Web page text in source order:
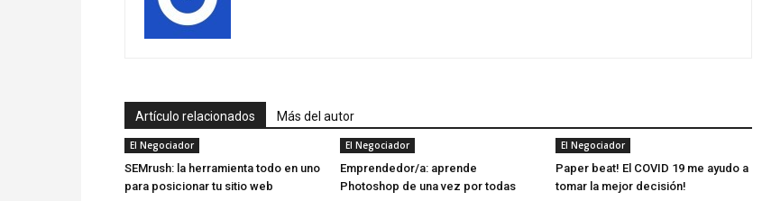
Artículo relacionados Más del autor
El Negociador
SEMrush: la herramienta todo en uno
para posicionar tu sitio web
El Negociador
Emprendedor/a: aprende
Photoshop de una vez por todas
El Negociador
Paper beat! El COVID 19 me ayudo a
tomar la mejor decisión!